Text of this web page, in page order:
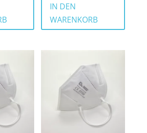
IN DEN
WARENKORB